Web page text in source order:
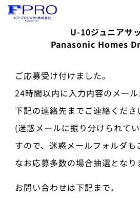
U-10ジュニアサ
Panasonic Homes
ご応募受け付けました。
24時間以内に入力内容のメール
下記の連絡先までご連絡くださ
(迷惑メールに振り分けられて
すので、迷惑メールフォルダも
なお応募多数の場合抽選となり
お問い合わせは下記まで。